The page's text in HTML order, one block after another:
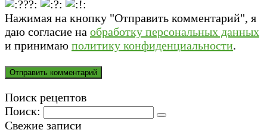
Нажимая на кнопку "Отправить комментарий", я
даю согласие на обработку персональных данных
и принимаю политику конфиденциальности.
Поиск рецептов
Поиск:
Свежие записи